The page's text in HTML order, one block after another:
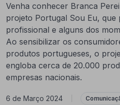
Venha conhecer Branca
projeto Portugal Sou Eu, que
profissional e alguns dos
Ao sensibilizar os
produtos portugueses, o
engloba cerca de 20.000
empresas nacionais.
6 de Março 2024